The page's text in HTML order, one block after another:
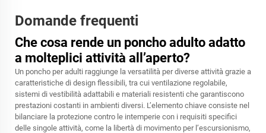
Domande frequenti
Che cosa rende un poncho adulto adatto
a molteplici attività all’aperto?
Un poncho per adulti raggiunge la versatilità per diverse attività grazie a
caratteristiche di design flessibili, tra cui ventilazione regolabile,
sistemi di vestibilità adattabili e materiali resistenti che garantiscono
prestazioni costanti in ambienti diversi. L’elemento chiave consiste nel
bilanciare la protezione contro le intemperie con i requisiti specifici
delle singole attività, come la libertà di movimento per l’escursionismo,